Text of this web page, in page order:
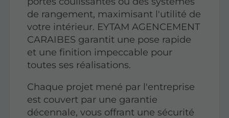
de rangement, maximisant l'utilité de
votre intérieur. EYTAM AGENCEMENT
CARAIBES garantit une pose rapide
et une finition impeccable pour
toutes ses réalisations.
Chaque projet mené par l'entreprise
est couvert par une garantie
décennale, vous offrant une sécurité